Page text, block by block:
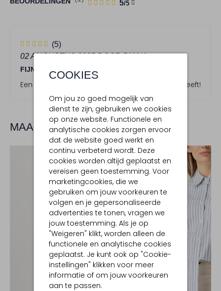
COOKIES
Om jou zo goed mogelijk van
dienst te zijn, gebruiken we cookies
op onze website. Functionele en
analytische cookies zorgen ervoor
dat de website goed werkt en
continu verbeterd wordt. Deze
cookies worden altijd geplaatst en
vereisen geen toestemming. Voor
marketingcookies, die we
gebruiken om jouw voorkeuren te
volgen en je gepersonaliseerde
advertenties te tonen, vragen we
jouw toestemming. Als je op
"Weigeren" klikt, worden alleen de
functionele en analytische cookies
geplaatst. Je kunt ook op "Cookie-
instellingen" klikken voor meer
informatie of om jouw voorkeuren
aan te passen.
5/5
5
S
t
e
r
(5)
02 AUGUSTUS 2025DOOR DIANA
FIJN VOETBED
Een vlotte sneaker, die een perfecte pasvorm heeft!
MAAK JE LOOK COMPLEET